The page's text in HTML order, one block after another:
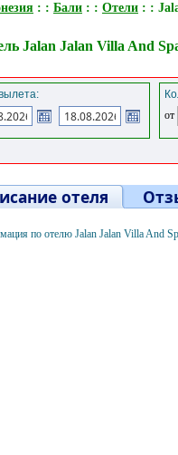
: : Бали : : Отели : :
Jalan Jalan Villa And
от
отеля
по отелю Jalan Jalan Villa And